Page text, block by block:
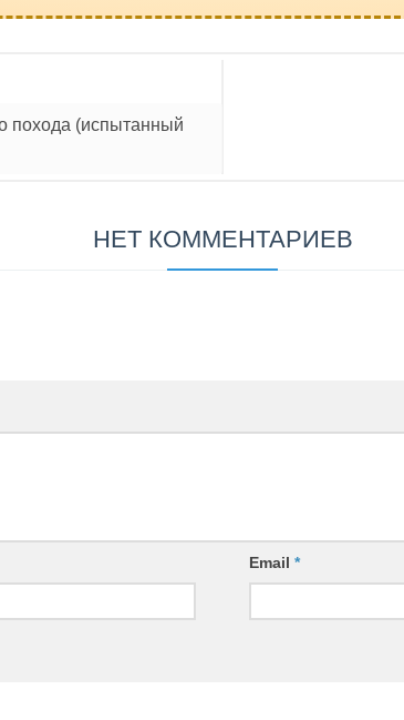
похода (испытанный
НЕТ КОММЕНТАРИЕВ
Email*